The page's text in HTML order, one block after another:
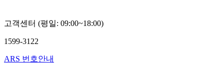
고객센터 (평일: 09:00~18:00)
1599-3122
ARS 번호안내